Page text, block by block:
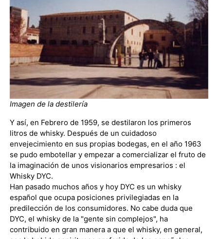
Imagen de la destilería
Y así, en Febrero de 1959, se destilaron los primeros
litros de whisky. Después de un cuidadoso
envejecimiento en sus propias bodegas, en el año 1963
se pudo embotellar y empezar a comercializar el fruto de
la imaginación de unos visionarios empresarios : el
Whisky DYC.
Han pasado muchos años y hoy DYC es un whisky
español que ocupa posiciones privilegiadas en la
predilección de los consumidores. No cabe duda que
DYC, el whisky de la "gente sin complejos", ha
contribuido en gran manera a que el whisky, en general,